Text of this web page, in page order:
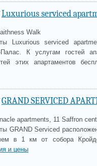
Luxurious serviced
Walk
Luxurious serviced
Палас. К услугам гостей
этих апартаментов
GRAND SERVICED
apartments, 11 Saffron
GRAND Serviced
в 1 км от собора
и цены